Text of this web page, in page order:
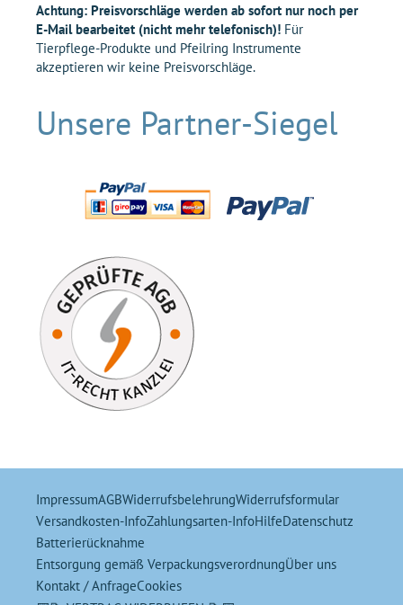
Achtung: Preisvorschläge werden ab sofort nur noch per
E-Mail bearbeitet (nicht mehr telefonisch)! Für
Tierpflege-Produkte und Pfeilring Instrumente
akzeptieren wir keine Preisvorschläge.
Unsere Partner-Siegel
ImpressumAGBWiderrufsbelehrungWiderrufsformular
Versandkosten-InfoZahlungsarten-InfoHilfeDatenschutz
Batterierücknahme
Entsorgung gemäß VerpackungsverordnungÜber uns
Kontakt / AnfrageCookies